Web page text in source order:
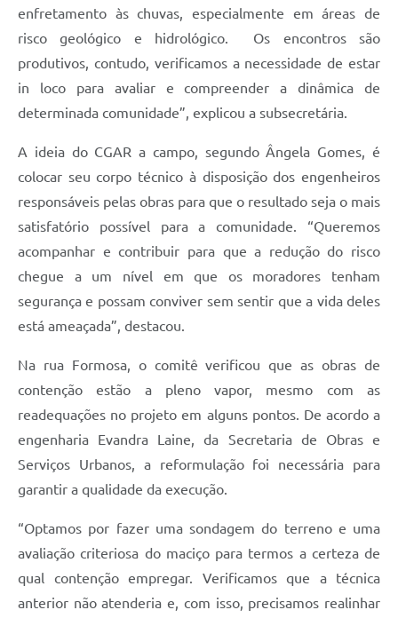
enfretamento às chuvas, especialmente em áreas de
risco geológico e hidrológico. Os encontros são
produtivos, contudo, verificamos a necessidade de estar
in loco para avaliar e compreender a dinâmica de
determinada comunidade”, explicou a subsecretária.
A ideia do CGAR a campo, segundo Ângela Gomes, é
colocar seu corpo técnico à disposição dos engenheiros
responsáveis pelas obras para que o resultado seja o mais
satisfatório possível para a comunidade. “Queremos
acompanhar e contribuir para que a redução do risco
chegue a um nível em que os moradores tenham
segurança e possam conviver sem sentir que a vida deles
está ameaçada”, destacou.
Na rua Formosa, o comitê verificou que as obras de
contenção estão a pleno vapor, mesmo com as
readequações no projeto em alguns pontos. De acordo a
engenharia Evandra Laine, da Secretaria de Obras e
Serviços Urbanos, a reformulação foi necessária para
garantir a qualidade da execução.
“Optamos por fazer uma sondagem do terreno e uma
avaliação criteriosa do maciço para termos a certeza de
qual contenção empregar. Verificamos que a técnica
anterior não atenderia e, com isso, precisamos realinhar